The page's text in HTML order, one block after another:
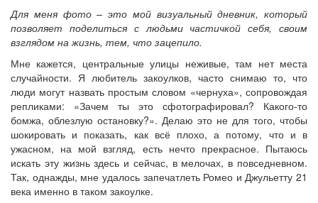
Для меня фото – это мой визуальный дневник, который
позволяет поделиться с людьми частичкой себя, своим
взглядом на жизнь, тем, что зацепило.
Мне кажется, центральные улицы неживые, там нет места
случайности. Я любитель закоулков, часто снимаю то, что
люди могут назвать простым словом «чернуха», сопровождая
репликами: «Зачем ты это сфотографировал? Какого-то
бомжа, облезлую остановку?». Делаю это не для того, чтобы
шокировать и показать, как всё плохо, а потому, что и в
ужасном, на мой взгляд, есть нечто прекрасное. Пытаюсь
искать эту жизнь здесь и сейчас, в мелочах, в повседневном.
Так, однажды, мне удалось запечатлеть Ромео и Джульетту 21
века именно в таком закоулке.